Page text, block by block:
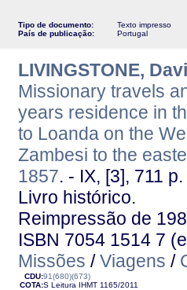
Tipo de documento:
Texto impresso
País de publicação:
Portugal
LIVINGSTONE,
Missionary travels
years residence in
to Loanda on the
Zambesi to the
1857. - IX, [3], 711
Livro histórico.
Reimpressão de
ISBN 7054 1514 7
Missões /Viagens /
CDU:91(680)(673)
COTA:S Leitura IHMT 1165/2011